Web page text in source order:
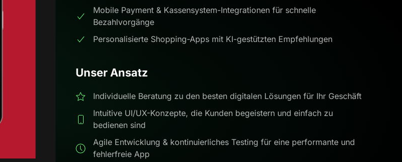
Mobile Payment & Kassensystem-Integrationen für schnelle
Bezahlvorgänge
Personalisierte Shopping-Apps mit KI-gestützten Empfehlungen
Unser Ansatz
Individuelle Beratung zu den besten digitalen Lösungen für Ihr Geschäft
Intuitive UI/UX-Konzepte, die Kunden begeistern und einfach zu
bedienen sind
Agile Entwicklung & kontinuierliches Testing für eine performante und
fehlerfreie App